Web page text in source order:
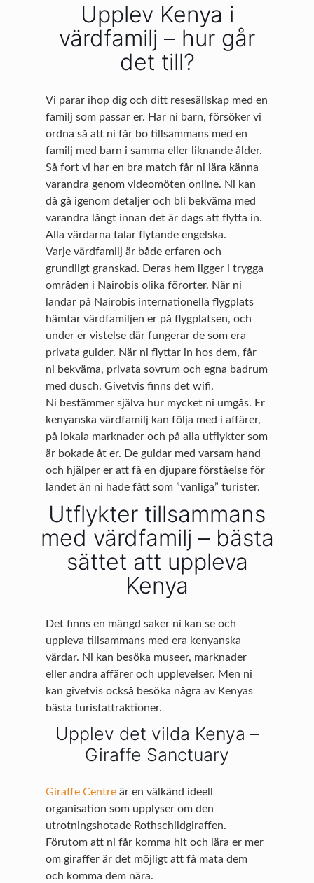
Upplev Kenya i
värdfamilj – hur går
det till?
Vi parar ihop dig och ditt resesällskap med en
familj som passar er. Har ni barn, försöker vi
ordna så att ni får bo tillsammans med en
familj med barn i samma eller liknande ålder.
Så fort vi har en bra match får ni lära känna
varandra genom videomöten online. Ni kan
då gå igenom detaljer och bli bekväma med
varandra långt innan det är dags att flytta in.
Alla värdarna talar flytande engelska.
Varje värdfamilj är både erfaren och
grundligt granskad. Deras hem ligger i trygga
områden i Nairobis olika förorter. När ni
landar på Nairobis internationella flygplats
hämtar värdfamiljen er på flygplatsen, och
under er vistelse där fungerar de som era
privata guider. När ni flyttar in hos dem, får
ni bekväma, privata sovrum och egna badrum
med dusch. Givetvis finns det wifi.
Ni bestämmer själva hur mycket ni umgås. Er
kenyanska värdfamilj kan följa med i affärer,
på lokala marknader och på alla utflykter som
är bokade åt er. De guidar med varsam hand
och hjälper er att få en djupare förståelse för
landet än ni hade fått som ”vanliga” turister.
Utflykter tillsammans
med värdfamilj – bästa
sättet att uppleva
Kenya
Det finns en mängd saker ni kan se och
uppleva tillsammans med era kenyanska
värdar. Ni kan besöka museer, marknader
eller andra affärer och upplevelser. Men ni
kan givetvis också besöka några av Kenyas
bästa turistattraktioner.
Upplev det vilda Kenya –
Giraffe Sanctuary
Giraffe Centre är en välkänd ideell
organisation som upplyser om den
utrotningshotade Rothschildgiraffen.
Förutom att ni får komma hit och lära er mer
om giraffer är det möjligt att få mata dem
och komma dem nära.